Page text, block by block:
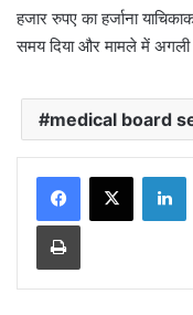
हजार रुपए का हर्जाना
समय दिया और मामले में
medical board
Print